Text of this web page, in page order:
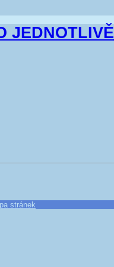
JEDNOTLIVĚ
stránek